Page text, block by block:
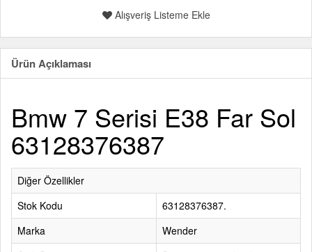
Alışveriş Listeme Ekle
Ürün Açıklaması
Bmw 7 Serisi E38 Far Sol
63128376387
Diğer Özellikler
Stok Kodu
63128376387.
Marka
Wender